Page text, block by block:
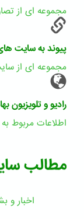
مجموعه ای از
پیوند به سایت
مجموعه ای از
رادیو و تلویزیون
اطلاعات مربوط
مطالب
اخبار و